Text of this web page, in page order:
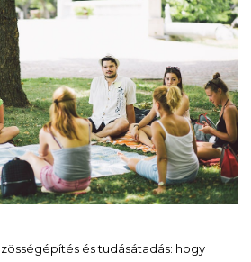
és tudásátadás: hogy